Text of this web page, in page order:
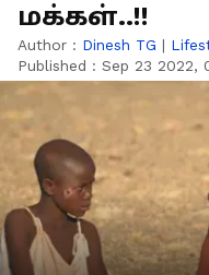
மக்கள்..!!
Author : Dinesh TG |
Published : Sep 23 2022,